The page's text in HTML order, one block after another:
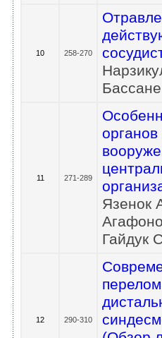
10 258-270
11 271-289
Язенок
Гайдук
12 290-310